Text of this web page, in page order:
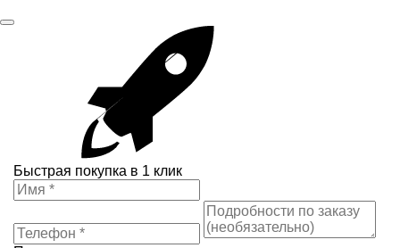
Быстрая покупка в 1 клик